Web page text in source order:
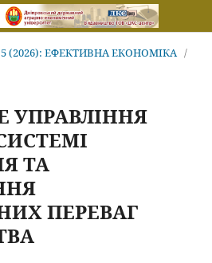
(2026): ЕФЕКТИВНА ЕКОНОМІКА /
УПРАВЛІННЯ
ТА
ПЕРЕВАГ